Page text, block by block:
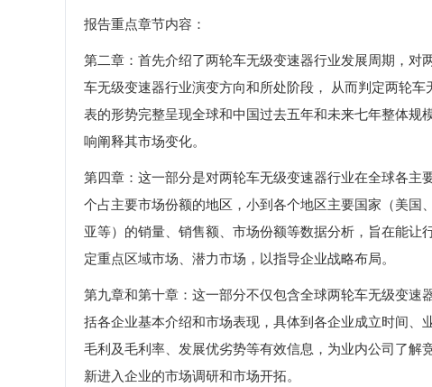
报告重点章节内容：
第二章：首先介绍了两轮车无级变速器行业发展周期，
车无级变速器行业演变方向和所处阶段， 从而判定两轮
表的形势完整呈现全球和中国过去五年和未来七年整体
响阐释其市场变化。
第四章：这一部分是对两轮车无级变速器行业在全球各
个占主要市场份额的地区，小到各个地区主要国家（美国
亚等）的销量、销售额、市场份额等数据分析，旨在能
定重点区域市场、潜力市场，以指导企业战略布局。
第九章和第十章：这一部分不仅包含全球两轮车无级变
括各企业基本介绍和市场表现，具体到各企业成立时间、
毛利及毛利率、发展优劣势等有效信息，为业内公司了
新进入企业的市场调研和市场开拓。